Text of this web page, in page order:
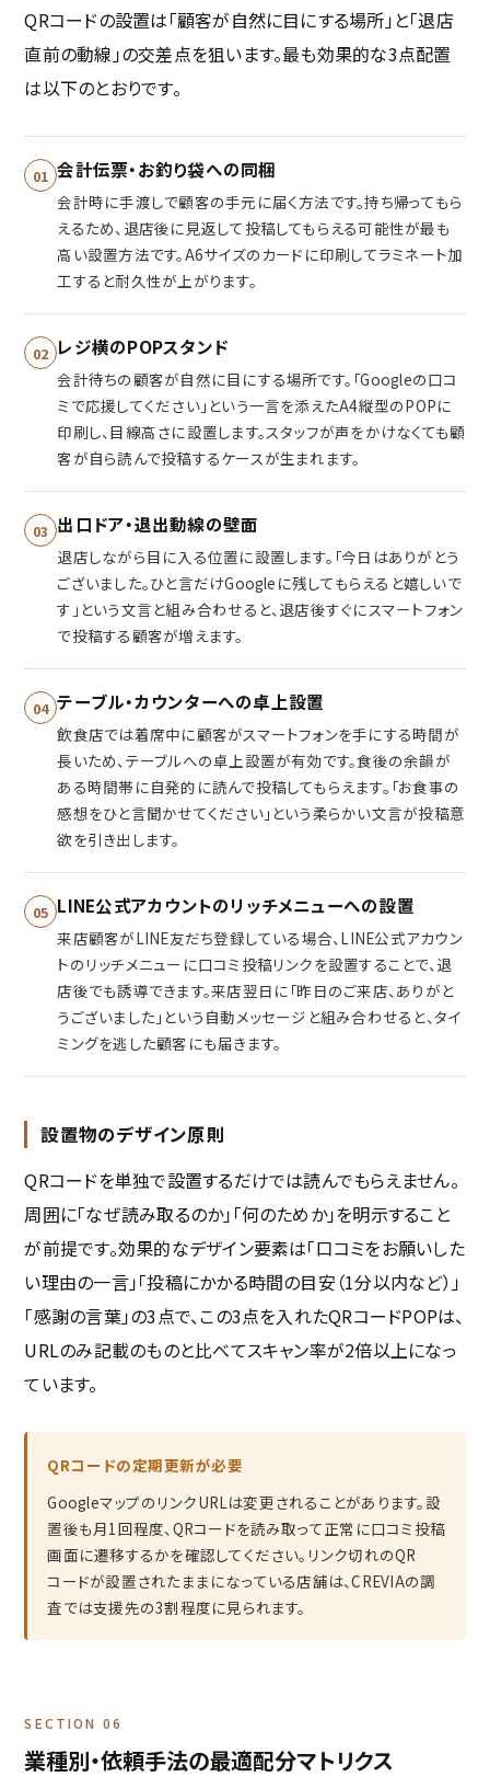
QRコードの設置は「顧客が自然に目にする場所」と「退店
直前の動線」の交差点を狙います。最も効果的な3点配置
は以下のとおりです。
01 会計伝票・お釣り袋への同梱
会計時に手渡しで顧客の手元に届く方法です。持ち帰ってもら
えるため、退店後に見返して投稿してもらえる可能性が最も
高い設置方法です。A6サイズのカードに印刷してラミネート加
工すると耐久性が上がります。
02 レジ横のPOPスタンド
会計待ちの顧客が自然に目にする場所です。「Googleの口コ
ミで応援してください」という一言を添えたA4縦型のPOPに
印刷し、目線高さに設置します。スタッフが声をかけなくても顧
客が自ら読んで投稿するケースが生まれます。
03 出口ドア・退出動線の壁面
退店しながら目に入る位置に設置します。「今日はありがとう
ございました。ひと言だけGoogleに残してもらえると嬉しいで
す」という文言と組み合わせると、退店後すぐにスマートフォン
で投稿する顧客が増えます。
04 テーブル・カウンターへの卓上設置
飲食店では着席中に顧客がスマートフォンを手にする時間が
長いため、テーブルへの卓上設置が有効です。食後の余韻が
ある時間帯に自発的に読んで投稿してもらえます。「お食事の
感想をひと言聞かせてください」という柔らかい文言が投稿意
欲を引き出します。
05 LINE公式アカウントのリッチメニューへの設置
来店顧客がLINE友だち登録している場合、LINE公式アカウン
トのリッチメニューに口コミ投稿リンクを設置することで、退
店後でも誘導できます。来店翌日に「昨日のご来店、ありがと
うございました」という自動メッセージと組み合わせると、タイ
ミングを逃した顧客にも届きます。
設置物のデザイン原則
QRコードを単独で設置するだけでは読んでもらえません。
周囲に「なぜ読み取るのか」「何のためか」を明示すること
が前提です。効果的なデザイン要素は「口コミをお願いした
い理由の一言」「投稿にかかる時間の目安（1分以内など）」
「感謝の言葉」の3点で、この3点を入れたQRコードPOPは、
URLのみ記載のものと比べてスキャン率が2倍以上になっ
ています。
QRコードの定期更新が必要
GoogleマップのリンクURLは変更されることがあります。設
置後も月1回程度、QRコードを読み取って正常に口コミ投稿
画面に遷移するかを確認してください。リンク切れのQR
コードが設置されたままになっている店舗は、CREVIAの調
査では支援先の3割程度に見られます。
SECTION 06
業種別・依頼手法の最適配分マトリクス